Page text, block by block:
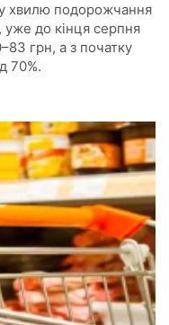
хвилю подорожчання
уже до кінця серпня
грн, а з початку
70%.